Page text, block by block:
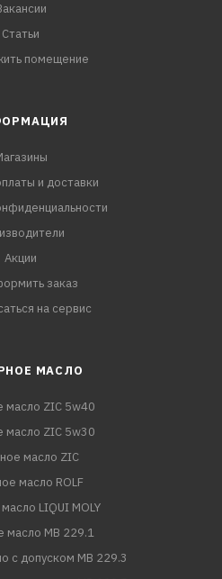
Статьи
помещение
и доставки
Акции
заказ
на сервис
МАСЛО
масло ZIC 5w40
масло ZIC 5w30
масло ZIC
масло ROLF
LIQUI MOLY
масло MB 229.1
с допуском MB 229.3